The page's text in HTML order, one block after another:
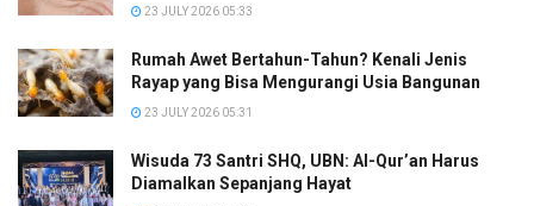
23 JULY 2026 05:33
Rumah Awet Bertahun-Tahun? Kenali Jenis
Rayap yang Bisa Mengurangi Usia Bangunan
23 JULY 2026 05:31
Wisuda 73 Santri SHQ, UBN: Al-Qur’an Harus
Diamalkan Sepanjang Hayat